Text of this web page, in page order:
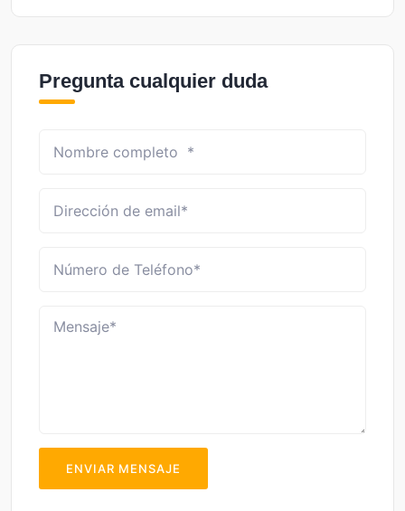
Pregunta cualquier duda
ENVIAR MENSAJE